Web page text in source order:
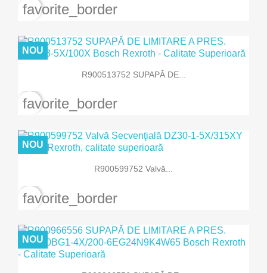
favorite_border
R900513752 SUPAPĂ DE...
NOU
favorite_border
R900599752 Valvă...
NOU
favorite_border
NOU